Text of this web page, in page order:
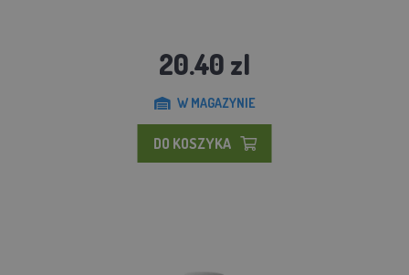
20.40 zl
W MAGAZYNIE
DO KOSZYKA